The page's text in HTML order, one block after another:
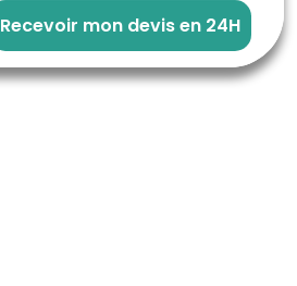
Recevoir mon devis en 24H